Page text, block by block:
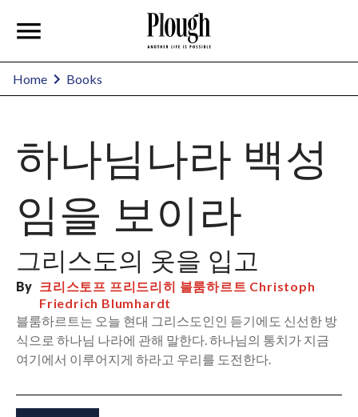
Home Books
하나님나라 백성
임을 보이라
그리스도의 옷을 입고
By 크리스토프 프리드리히 블룸하르트 Christoph
Friedrich Blumhardt
블룸하르트는 오늘 현대 그리스도인인 듣기에도 신선한 방
식으로 하나님 나라에 관해 말한다. 하나님의 통치가 지금
여기에서 이루어지게 하라고 우리를 도전한다.